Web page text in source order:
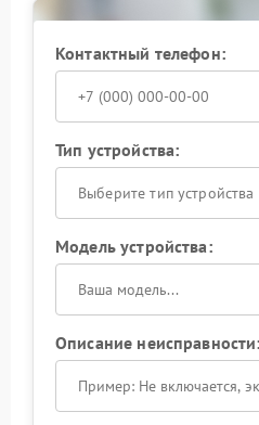
защиты в разных сценариях
Доверьте устранение
профильной подготовкой
стабильную и безопасную
дальнейшем. Запланируйте
оперативно восстановить
Контактный телефон:
Тип устройства:
Выберите тип устройства
Модель устройства:
Описание неисправности: